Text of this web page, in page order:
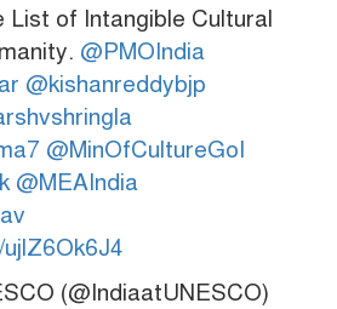
List of Intangible Cultural
@PMOIndia
@kishanreddybjp
@MinOfCultureGoI
@MEAIndia
(@IndiaatUNESCO)